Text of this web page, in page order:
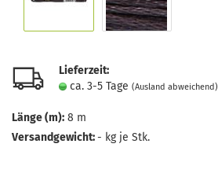
Lieferzeit:
ca. 3-5 Tage (Ausland abweichend)
Länge (m): 8 m
Versandgewicht:- kg je Stk.